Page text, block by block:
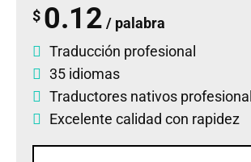
$ 0.12 / palabra
Traducción profesional
35 idiomas
Traductores nativos
Excelente calidad con rapidez